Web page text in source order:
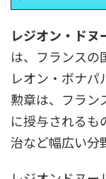
レジオン・ド
は、フランスの
レオン・ボナ
勲章は、フラン
に授与されるも
治など幅広い分